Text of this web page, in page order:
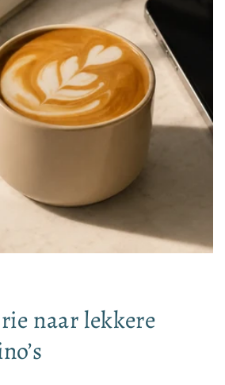
naar lekkere